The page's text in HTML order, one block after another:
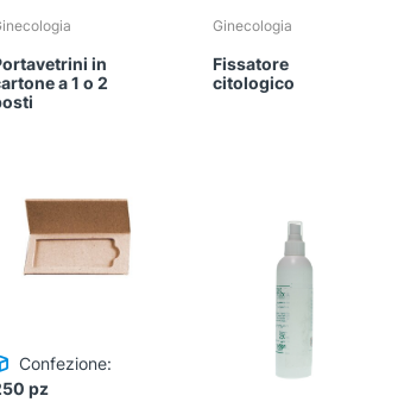
in
a 1 o 2
Confezione:
pz
Ginecologia
Fissatore
citologico